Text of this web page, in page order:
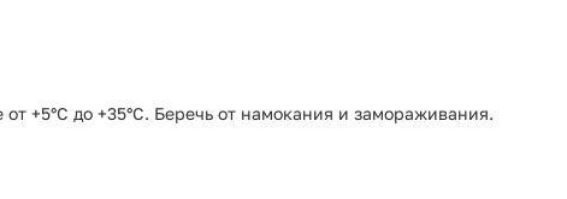
+5°C до +35°C. Беречь от намокания и замораживания.